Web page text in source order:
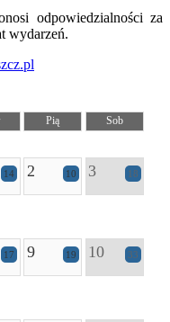
odpowiedzialności za
wydarzeń.
Pią
Sob
14 2 10 3 18
17 9 19 10 33